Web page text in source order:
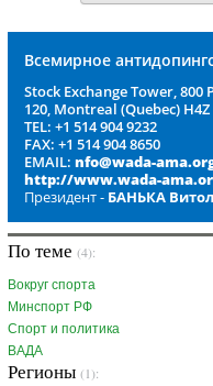
Всемирное
Stock Exchange Tower, 800
120, Montreal (Quebec)
TEL: +1 514 904 9232
FAX: +1 514 904 8650
EMAIL: nfo@wada-
http://www.wada-
Президент - БАНЬКА
По теме (4):
Вокруг спорта
Минспорт РФ
Спорт и политика
ВАДА
Регионы (1):